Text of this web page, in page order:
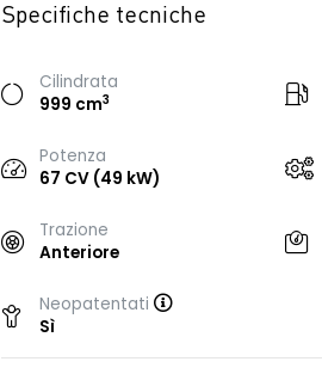
Specifiche tecniche
Cilindrata
999 cm3
Potenza
67 CV (49 kW)
Trazione
Anteriore
Neopatentati
Sì